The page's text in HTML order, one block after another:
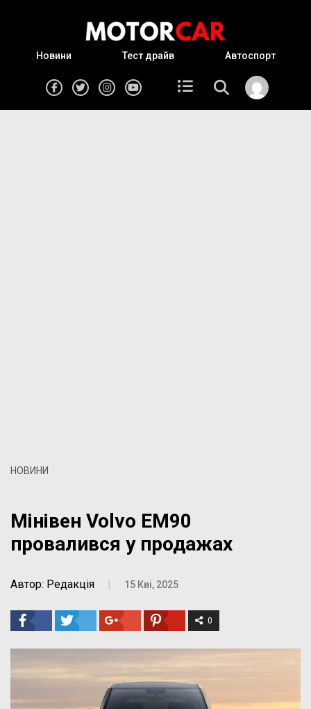
Новини Тест драйв Автоспорт
НОВИНИ
Мінівен Volvo EM90
провалився у продажах
Автор: Редакція | 15 Кві, 2025
0